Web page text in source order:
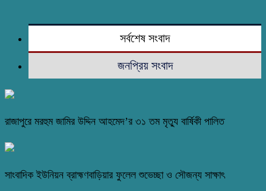
সর্বশেষ সংবাদ
জনপ্রিয় সংবাদ
রাজাপুরে মরহুম জামির উদ্দিন আহমেদ’র ৩১ তম মৃত্যু বার্ষিকী পালিত
সাংবাদিক ইউনিয়ন ব্রাহ্মণবাড়িয়ার ফুলেল শুভেচ্ছা ও সৌজন্য সাক্ষাৎ